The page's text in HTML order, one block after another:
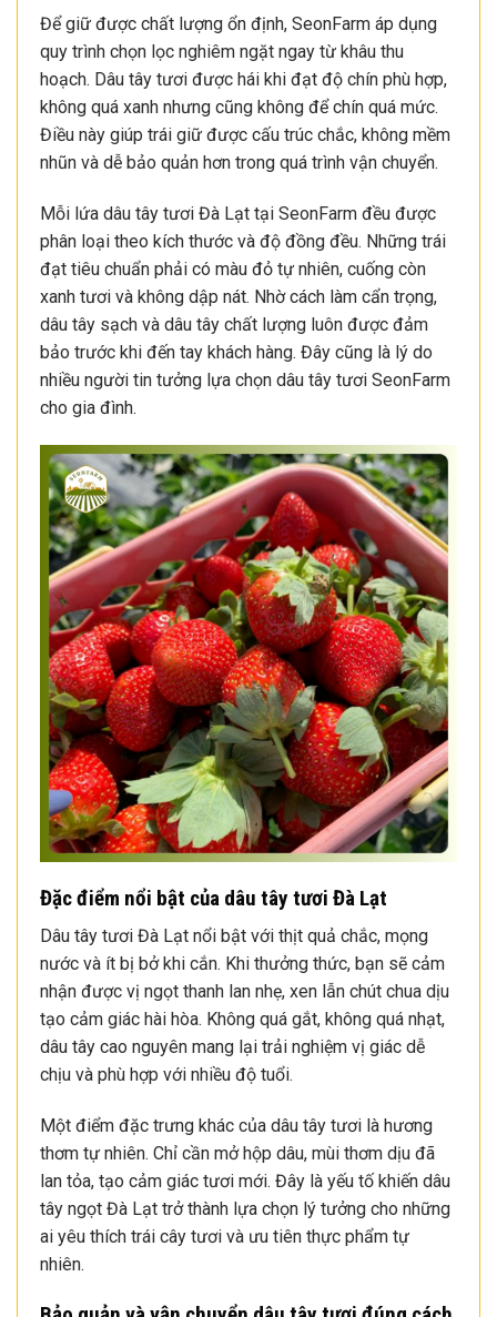
Để giữ được chất lượng ổn định, SeonFarm áp dụng
quy trình chọn lọc nghiêm ngặt ngay từ khâu thu
hoạch. Dâu tây tươi được hái khi đạt độ chín phù hợp,
không quá xanh nhưng cũng không để chín quá mức.
Điều này giúp trái giữ được cấu trúc chắc, không mềm
nhũn và dễ bảo quản hơn trong quá trình vận chuyển.
Mỗi lứa dâu tây tươi Đà Lạt tại SeonFarm đều được
phân loại theo kích thước và độ đồng đều. Những trái
đạt tiêu chuẩn phải có màu đỏ tự nhiên, cuống còn
xanh tươi và không dập nát. Nhờ cách làm cẩn trọng,
dâu tây sạch và dâu tây chất lượng luôn được đảm
bảo trước khi đến tay khách hàng. Đây cũng là lý do
nhiều người tin tưởng lựa chọn dâu tây tươi SeonFarm
cho gia đình.
Đặc điểm nổi bật của dâu tây tươi Đà Lạt
Dâu tây tươi Đà Lạt nổi bật với thịt quả chắc, mọng
nước và ít bị bở khi cắn. Khi thưởng thức, bạn sẽ cảm
nhận được vị ngọt thanh lan nhẹ, xen lẫn chút chua dịu
tạo cảm giác hài hòa. Không quá gắt, không quá nhạt,
dâu tây cao nguyên mang lại trải nghiệm vị giác dễ
chịu và phù hợp với nhiều độ tuổi.
Một điểm đặc trưng khác của dâu tây tươi là hương
thơm tự nhiên. Chỉ cần mở hộp dâu, mùi thơm dịu đã
lan tỏa, tạo cảm giác tươi mới. Đây là yếu tố khiến dâu
tây ngọt Đà Lạt trở thành lựa chọn lý tưởng cho những
ai yêu thích trái cây tươi và ưu tiên thực phẩm tự
nhiên.